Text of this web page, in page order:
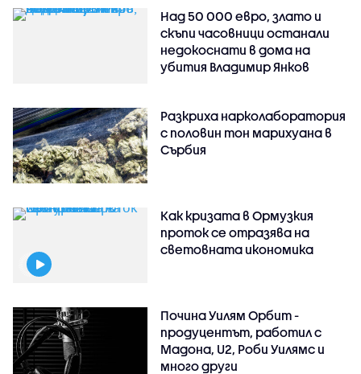
Над 50 000 евро, злато и
скъпи часовници останали
недокоснати в дома на
убития Владимир Янков
Разкриха нарколаборатория
с половин тон марихуана в
Сърбия
Как кризата в Ормузкия
проток се отразява на
световната икономика
Почина Уилям Орбит -
продуцентът, работил с
Мадона, U2, Роби Уилямс и
много други